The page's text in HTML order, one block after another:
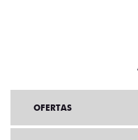
OFERTAS